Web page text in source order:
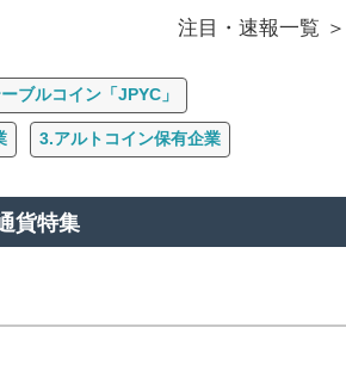
注目・速報一覧
ブルコイン「JPYC」
3.アルトコイン保有企業
貨特集